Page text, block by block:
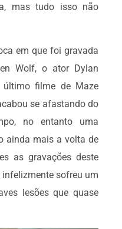
mas tudo isso não
em que foi gravada
Wolf, o ator Dylan
último filme de Maze
se afastando do
no entanto uma
ainda mais a volta de
as gravações deste
infelizmente sofreu um
lesões que quase